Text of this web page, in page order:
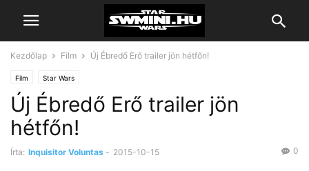
Kezdőlap Film Új Ébredő Erő trailer jön hétfőn!
Film Star Wars
Új Ébredő Erő trailer jön
hétfőn!
Írta: Inquisitor Voluntas - 2015-10-15 0